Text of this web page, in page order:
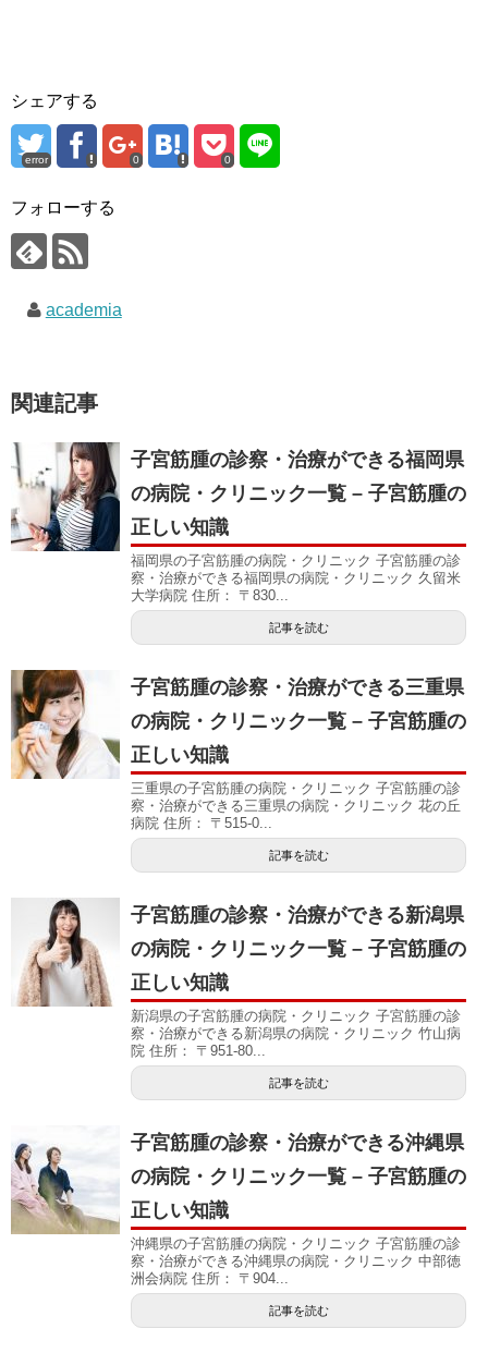
シェアする
error 0 0
フォローする
academia
関連記事
子宮筋腫の診察・治療ができる福岡県
の病院・クリニック一覧 – 子宮筋腫の
正しい知識
福岡県の子宮筋腫の病院・クリニック 子宮筋腫の診
察・治療ができる福岡県の病院・クリニック 久留米
大学病院 住所： 〒830...
記事を読む
子宮筋腫の診察・治療ができる三重県
の病院・クリニック一覧 – 子宮筋腫の
正しい知識
三重県の子宮筋腫の病院・クリニック 子宮筋腫の診
察・治療ができる三重県の病院・クリニック 花の丘
病院 住所： 〒515-0...
記事を読む
子宮筋腫の診察・治療ができる新潟県
の病院・クリニック一覧 – 子宮筋腫の
正しい知識
新潟県の子宮筋腫の病院・クリニック 子宮筋腫の診
察・治療ができる新潟県の病院・クリニック 竹山病
院 住所： 〒951-80...
記事を読む
子宮筋腫の診察・治療ができる沖縄県
の病院・クリニック一覧 – 子宮筋腫の
正しい知識
沖縄県の子宮筋腫の病院・クリニック 子宮筋腫の診
察・治療ができる沖縄県の病院・クリニック 中部徳
洲会病院 住所： 〒904...
記事を読む